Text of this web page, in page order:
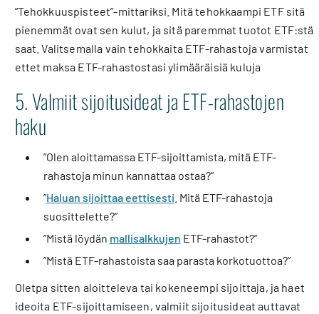
”Tehokkuuspisteet”-mittariksi. Mitä tehokkaampi ETF sitä
pienemmät ovat sen kulut, ja sitä paremmat tuotot ETF:stä
saat. Valitsemalla vain tehokkaita ETF-rahastoja varmistat
ettet maksa ETF-rahastostasi ylimääräisiä kuluja
5. Valmiit sijoitusideat ja ETF-rahastojen
haku
”Olen aloittamassa ETF-sijoittamista, mitä ETF-
rahastoja minun kannattaa ostaa?”
”Haluan sijoittaa eettisesti . Mitä ETF-rahastoja
suosittelette?”
”Mistä löydän mallisalkkujen ETF-rahastot?”
”Mistä ETF-rahastoista saa parasta korkotuottoa?”
Oletpa sitten aloitteleva tai kokeneempi sijoittaja, ja haet
ideoita ETF-sijoittamiseen, valmiit sijoitusideat auttavat